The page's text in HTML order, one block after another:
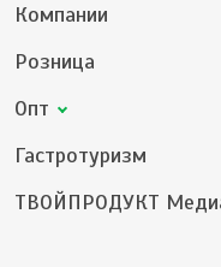
Компании
Розница
Опт
Гастротуризм
ТВОЙПРОДУКТ